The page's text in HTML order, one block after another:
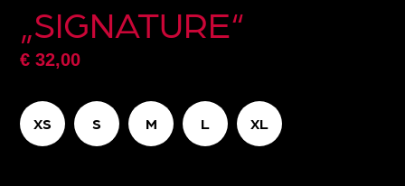
„SIGNATURE“
€ 32,00
XS S M L XL